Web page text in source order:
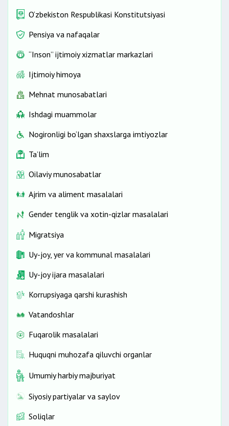
O‘zbekiston Respublikasi Konstitutsiyasi
Pensiya va nafaqalar
“Inson” ijtimoiy xizmatlar markazlari
Ijtimoiy himoya
Mehnat munosabatlari
Ishdagi muammolar
Nogironligi bo‘lgan shaxslarga imtiyozlar
Ta’lim
Oilaviy munosabatlar
Ajrim va aliment masalalari
Gender tenglik va xotin-qizlar masalalari
Migratsiya
Uy-joy, yer va kommunal masalalari
Uy-joy ijara masalalari
Korrupsiyaga qarshi kurashish
Vatandoshlar
Fuqarolik masalalari
Huquqni muhozafa qiluvchi organlar
Umumiy harbiy majburiyat
Siyosiy partiyalar va saylov
Soliqlar